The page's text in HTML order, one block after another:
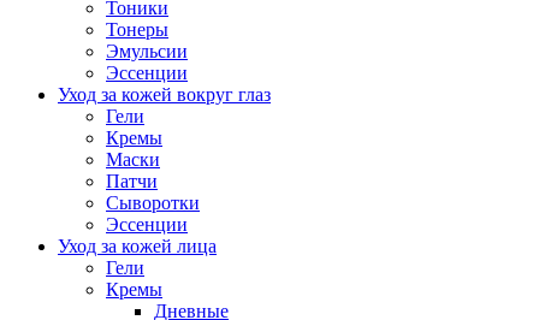
Тоники
Тонеры
Эмульсии
Эссенции
Уход за кожей вокруг глаз
Гели
Кремы
Маски
Патчи
Сыворотки
Эссенции
Уход за кожей лица
Гели
Кремы
Дневные